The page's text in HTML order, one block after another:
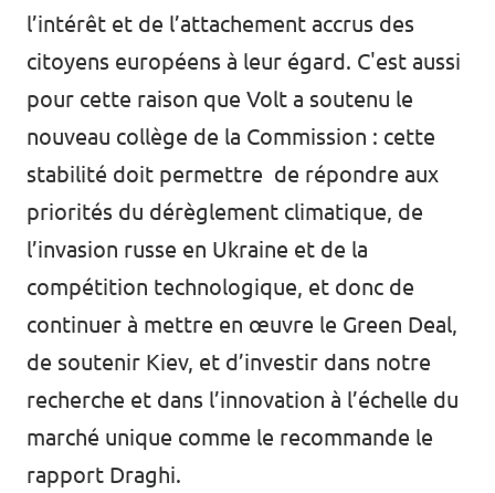
l’intérêt et de l’attachement accrus des
citoyens européens à leur égard. C'est aussi
pour cette raison que Volt a soutenu le
nouveau collège de la Commission : cette
stabilité doit permettre de répondre aux
priorités du dérèglement climatique, de
l’invasion russe en Ukraine et de la
compétition technologique, et donc de
continuer à mettre en œuvre le Green Deal,
de soutenir Kiev, et d’investir dans notre
recherche et dans l’innovation à l’échelle du
marché unique comme le recommande le
rapport Draghi.